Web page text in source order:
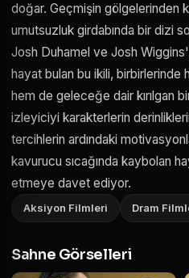
doğar. Geçmişin gölgelerinden
umutsuzluk girdabında bir dizi
Josh Duhamel ve Josh
hayat bulan bu ikili, birbirlerinde
hem de geleceğe dair kırılgan
izleyiciyi karakterlerin
tercihlerin ardındaki
kavurucu sıcağında kaybolan
etmeye davet ediyor.
Aksiyon Filmleri Dram
Sahne Görselleri